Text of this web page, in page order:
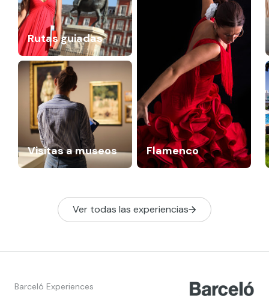
Rutas guiadas
Flamenco
Visitas a museos
Ver todas las experiencias
Barceló Experiences